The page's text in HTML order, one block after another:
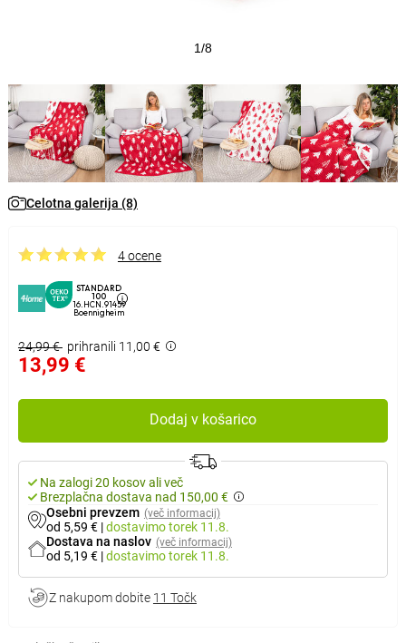
1/8
Celotna galerija (8)
4 ocene
STANDARD
100
16.HCN.91459
Boennigheim
24,99 € prihranili 11,00 €
13,99 €
Dodaj v košarico
Na zalogi 20 kosov ali več
Brezplačna dostava nad 150,00 €
Osebni prevzem (več informacij)
od 5,59 € |dostavimotorek 11.8.
Dostava na naslov (več informacij)
od 5,19 € |dostavimotorek 11.8.
Z nakupom dobite 11 Točk